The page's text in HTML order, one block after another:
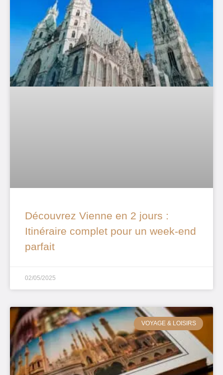
Découvrez Vienne en 2 jours :
Itinéraire complet pour un week-end
parfait
02/05/2025
VOYAGE & LOISIRS